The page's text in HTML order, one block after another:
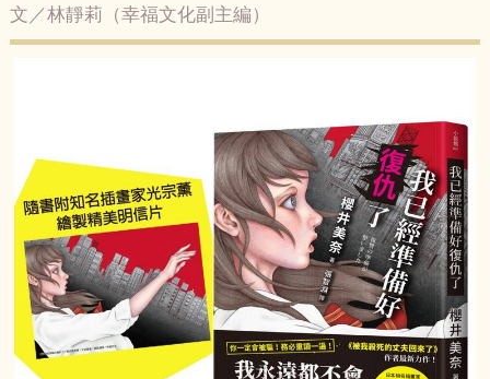
文／林靜莉（幸福文化副主編）